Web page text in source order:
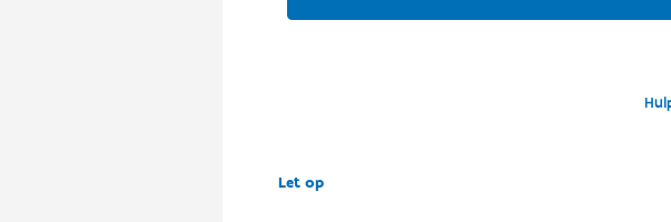
Let op